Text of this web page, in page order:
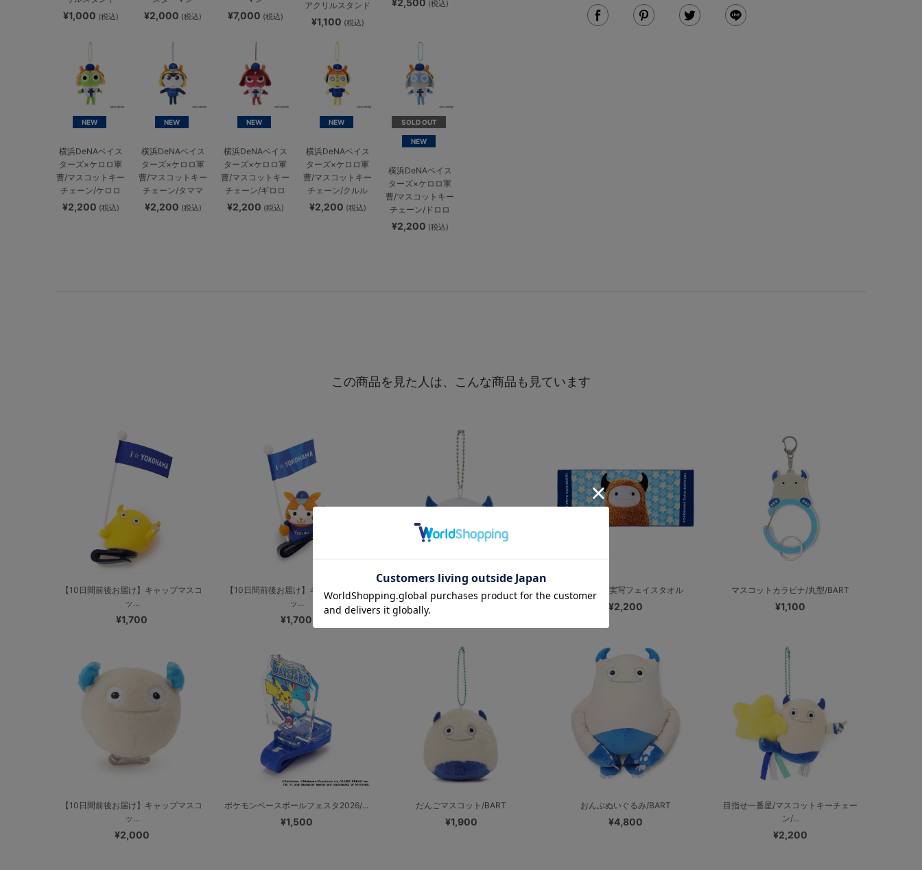
¥1,000 (税込) ¥2,000 (税込) ¥7,000 (税込)
アクリルスタンド
¥1,100 (税込)
(税込)
NEW
横浜DeNAベイス
ターズ×ケロロ軍
曹/マスコットキー
チェーン/ケロロ
¥2,200 (税込)
NEW
横浜DeNAベイス
ターズ×ケロロ軍
曹/マスコットキー
チェーン/タママ
¥2,200 (税込)
NEW
横浜DeNAベイス
ターズ×ケロロ軍
曹/マスコットキー
チェーン/ギロロ
¥2,200 (税込)
NEW
横浜DeNAベイス
ターズ×ケロロ軍
曹/マスコットキー
チェーン/クルル
¥2,200 (税込)
SOLD OUT
NEW
横浜DeNAベイス
ターズ×ケロロ軍
曹/マスコットキー
チェーン/ドロロ
¥2,200 (税込)
この商品を見た人は、こんな商品も見ています
【10日間前後お届け】キャップマスコ
ッ...
¥1,700
【10日間前後お届け】キャップマスコ
ッ...
¥1,700
俵型マスコット/BART カツBART/実写フェイスタオル
¥2,200
マスコットカラビナ/丸型/BART
¥1,100
【10日間前後お届け】キャップマスコ
ッ...
¥2,000
ポケモンベースボールフェスタ2026/...
¥1,500
だんごマスコット/BART
¥1,900
おんぶぬいぐるみ/BART
¥4,800
目指せ一番星/マスコットキーチェー
ン/...
¥2,200